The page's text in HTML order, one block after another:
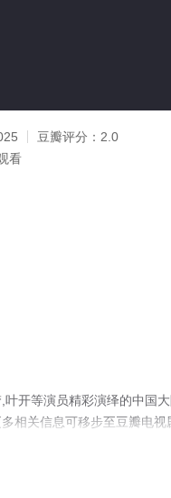
豆瓣评分： 2.0
看
开等演员精彩演绎的中国
相关信息可移步至豆瓣电